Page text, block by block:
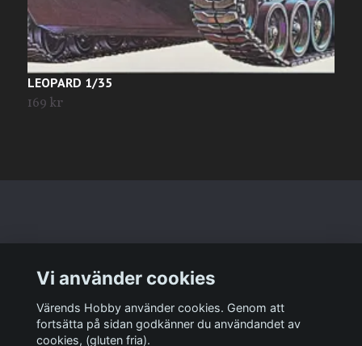
LEOPARD 1/35
169 kr
Sociala medier
Vi använder cookies
Värends Hobby använder cookies. Genom att
fortsätta på sidan godkänner du användandet av
cookies, (gluten fria).